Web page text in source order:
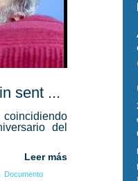
sent ...
del
Leer más
Documento